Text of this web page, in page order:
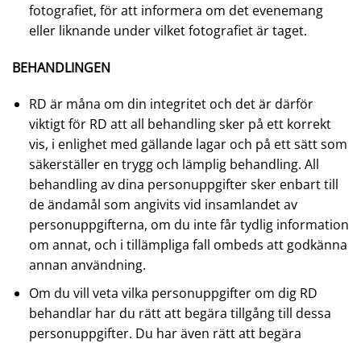
fotografiet, för att informera om det evenemang
eller liknande under vilket fotografiet är taget.
BEHANDLINGEN
RD är måna om din integritet och det är därför
viktigt för RD att all behandling sker på ett korrekt
vis, i enlighet med gällande lagar och på ett sätt som
säkerställer en trygg och lämplig behandling. All
behandling av dina personuppgifter sker enbart till
de ändamål som angivits vid insamlandet av
personuppgifterna, om du inte får tydlig information
om annat, och i tillämpliga fall ombeds att godkänna
annan användning.
Om du vill veta vilka personuppgifter om dig RD
behandlar har du rätt att begära tillgång till dessa
personuppgifter. Du har även rätt att begära